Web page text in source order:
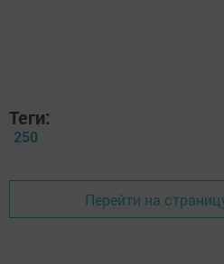
Теги:
250
Перейти на